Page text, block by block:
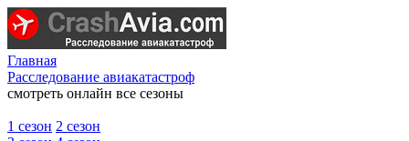
Главная
Расследование авиакатастроф
смотреть онлайн все сезоны
1 сезон 2 сезон